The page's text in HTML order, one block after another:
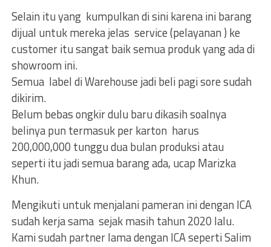
Selain itu yang kumpulkan di sini karena ini barang
dijual untuk mereka jelas service (pelayanan ) ke
customer itu sangat baik semua produk yang ada di
showroom ini.
Semua label di Warehouse jadi beli pagi sore sudah
dikirim.
Belum bebas ongkir dulu baru dikasih soalnya
belinya pun termasuk per karton harus
200,000,000 tunggu dua bulan produksi atau
seperti itu jadi semua barang ada, ucap Marizka
Khun.
Mengikuti untuk menjalani pameran ini dengan ICA
sudah kerja sama sejak masih tahun 2020 lalu.
Kami sudah partner lama dengan ICA seperti Salim